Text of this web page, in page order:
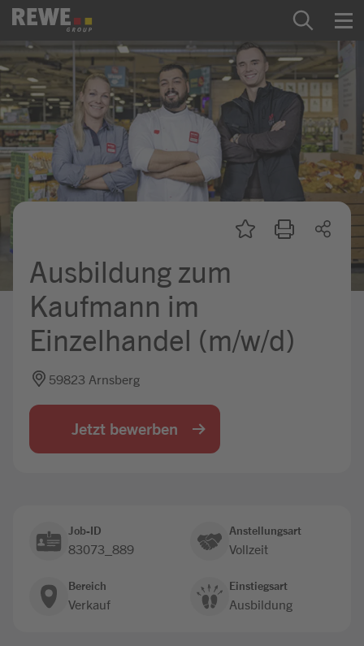
Zum Inhalt springen
Startseite
REWE Group als Arbeitgeber
Ausbildung & Studium
Praktikum & Werkstudium
Mein Kandidat:innenprofil
Ausbildung zum
Kaufmann im
Einzelhandel (m/w/d)
59823 Arnsberg
Jetzt bewerben
Job-ID
83073_889
Anstellungsart
Vollzeit
Bereich
Verkauf
Einstiegsart
Ausbildung